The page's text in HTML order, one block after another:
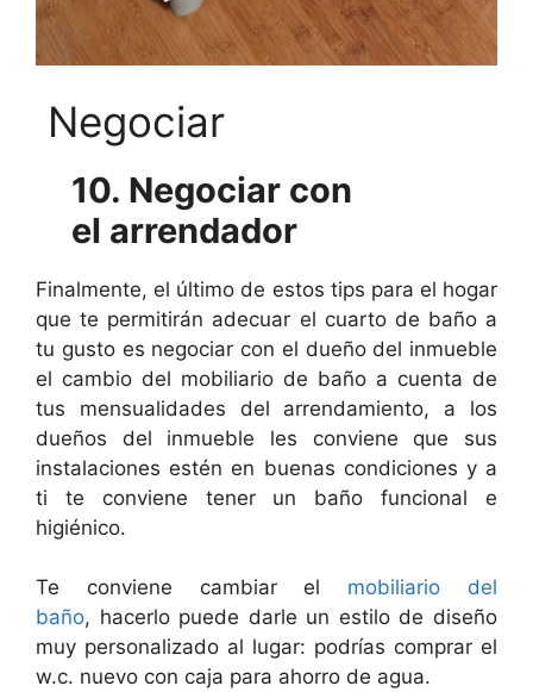
Negociar
10. Negociar con
el arrendador
Finalmente, el último de estos tips para el hogar
que te permitirán adecuar el cuarto de baño a
tu gusto es negociar con el dueño del inmueble
el cambio del mobiliario de baño a cuenta de
tus mensualidades del arrendamiento, a los
dueños del inmueble les conviene que sus
instalaciones estén en buenas condiciones y a
ti te conviene tener un baño funcional e
higiénico.
Te conviene cambiar el mobiliario del
baño, hacerlo puede darle un estilo de diseño
muy personalizado al lugar: podrías comprar el
w.c. nuevo con caja para ahorro de agua.